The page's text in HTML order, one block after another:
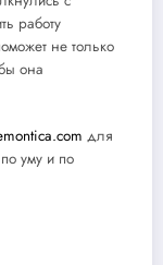
работу
не только
она
для
уму и по